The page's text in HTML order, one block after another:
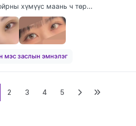
хүмүүс маань ч төр...
мэс заслын эмнэлэг
2 3 4 5